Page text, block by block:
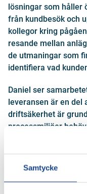
Samtycke
lösningar som håller
från kundbesök och
kollegor kring
resande mellan
de utmaningar som
identifiera vad
Daniel ser
leveransen är en del
driftsäkerhet är
processmiljöer
ett aktivt
lösningar, förståelse
engagemang som